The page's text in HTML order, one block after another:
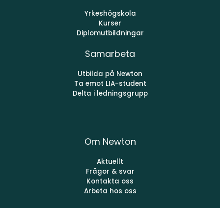
Yrkeshögskola
Kurser
Diplomutbildningar
Samarbeta
Utbilda på Newton
Ta emot LIA-student
Delta i ledningsgrupp
Om Newton
Aktuellt
Frågor & svar
Kontakta oss
Arbeta hos oss